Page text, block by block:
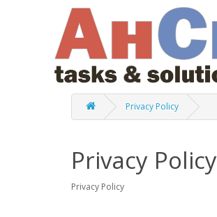
Privacy Policy
Privacy Policy
Privacy Policy